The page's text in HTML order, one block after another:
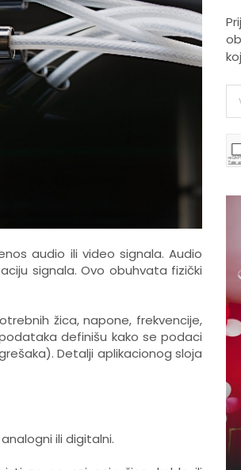
audio ili video signala. Audio
signala. Ovo obuhvata fizički
žica, napone, frekvencije,
definišu kako se podaci
Detalji aplikacionog sloja
ili digitalni.